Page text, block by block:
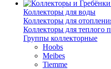
Коллекторы для воды
Коллекторы для
Коллекторы для теплого
Группы коллекторные
Hoobs
Meibes
Tiemme